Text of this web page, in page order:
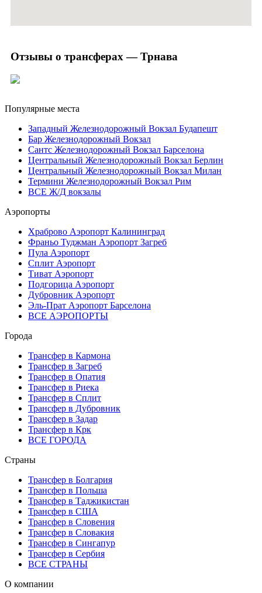
Отзывы о трансферах — Трнава
Популярные места
Западный Железнодорожный Вокзал Будапешт
Бар Железнодорожный Вокзал
Сантс Железнодорожный Вокзал Барселона
Центральный Железнодорожный Вокзал Берлин
Центральный Железнодорожный Вокзал Милан
Термини Железнодорожный Вокзал Рим
ВСЕ Ж/Д вокзалы
Аэропорты
Храброво Аэропорт Калининград
Франьо Туджман Аэропорт Загреб
Пула Аэропорт
Сплит Аэропорт
Тиват Аэропорт
Подгорица Аэропорт
Дубровник Аэропорт
Эль-Прат Аэропорт Барселона
ВСЕ АЭРОПОРТЫ
Города
Трансфер в Кармона
Трансфер в Загреб
Трансфер в Опатия
Трансфер в Риека
Трансфер в Сплит
Трансфер в Дубровник
Трансфер в Задар
Трансфер в Крк
ВСЕ ГОРОДА
Страны
Трансфер в Болгария
Трансфер в Польша
Трансфер в Таджикистан
Трансфер в США
Трансфер в Словения
Трансфер в Словакия
Трансфер в Сингапур
Трансфер в Сербия
ВСЕ СТРАНЫ
О компании